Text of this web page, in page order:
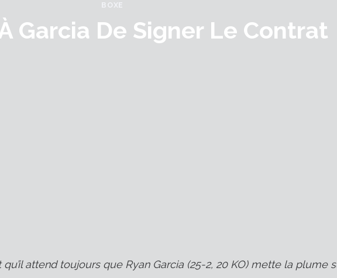
BOXE
Garcia De Signer Le Contrat
qu’il attend toujours que Ryan Garcia (25-2, 20 KO) mette la plume